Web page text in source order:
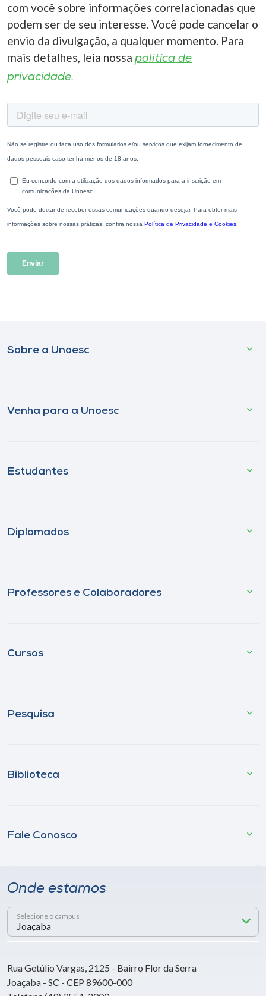
com você sobre informações correlacionadas que
podem ser de seu interesse. Você pode cancelar o
envio da divulgação, a qualquer momento. Para
mais detalhes, leia nossa política de
privacidade.
Sobre a Unoesc
Venha para a Unoesc
Estudantes
Diplomados
Professores e Colaboradores
Cursos
Pesquisa
Biblioteca
Fale Conosco
Onde estamos
Selecione o campus
Rua Getúlio Vargas, 2125 - Bairro Flor da Serra
Joaçaba - SC - CEP 89600-000